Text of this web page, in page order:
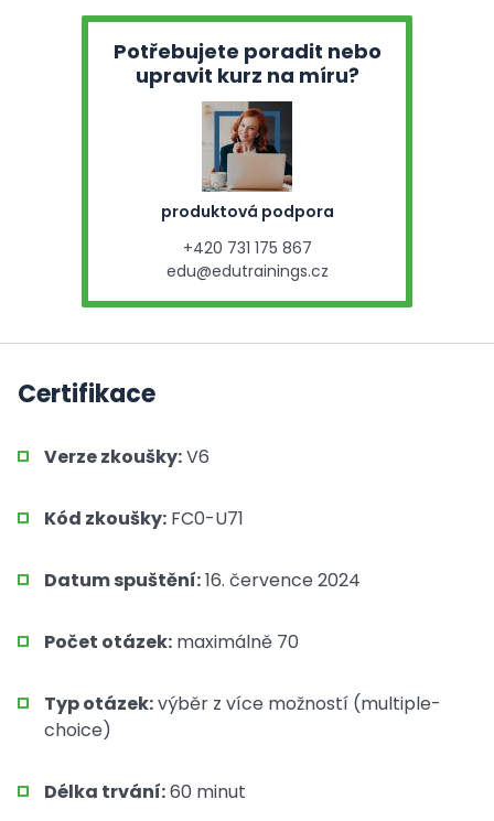
Potřebujete poradit nebo
upravit kurz na míru?
produktová podpora
+420 731 175 867
edu@edutrainings.cz
Certifikace
Verze zkoušky:V6
Kód zkoušky: FC0-U71
Datum spuštění:16. července 2024
Počet otázek: maximálně 70
Typ otázek:výběr z více možností (multiple-
choice)
Délka trvání:60 minut